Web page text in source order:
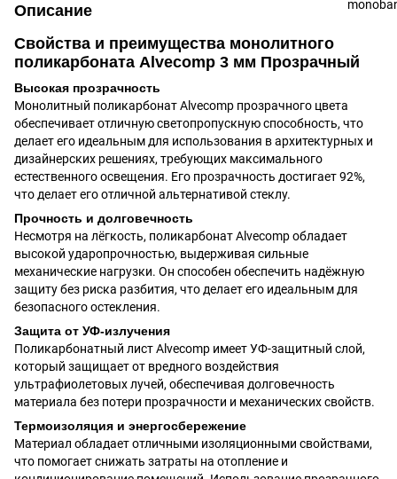
Описание
Свойства и преимущества монолитного
поликарбоната Alvecomp 3 мм Прозрачный
Высокая прозрачность
Монолитный поликарбонат Alvecomp прозрачного цвета
обеспечивает отличную светопропускную способность, что
делает его идеальным для использования в архитектурных и
дизайнерских решениях, требующих максимального
естественного освещения. Его прозрачность достигает 92%,
что делает его отличной альтернативой стеклу.
Прочность и долговечность
Несмотря на лёгкость, поликарбонат Alvecomp обладает
высокой ударопрочностью, выдерживая сильные
механические нагрузки. Он способен обеспечить надёжную
защиту без риска разбития, что делает его идеальным для
безопасного остекления.
Защита от УФ-излучения
Поликарбонатный лист Alvecomp имеет УФ-защитный слой,
который защищает от вредного воздействия
ультрафиолетовых лучей, обеспечивая долговечность
материала без потери прозрачности и механических свойств.
Термоизоляция и энергосбережение
Материал обладает отличными изоляционными свойствами,
что помогает снижать затраты на отопление и